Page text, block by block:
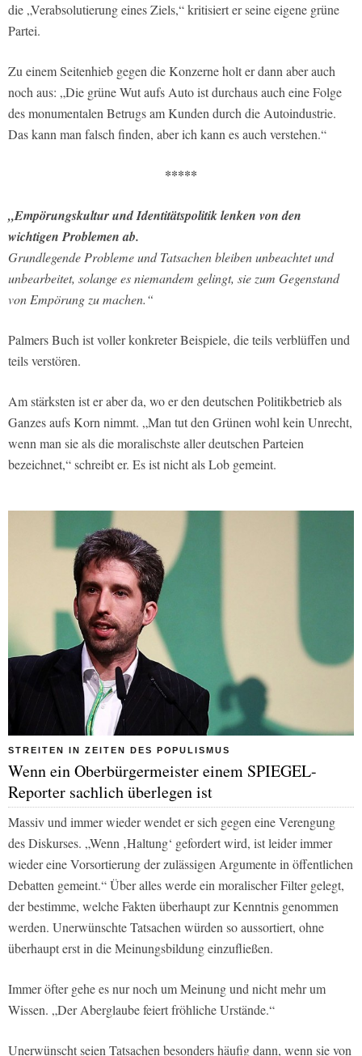
die „Verabsolutierung eines Ziels,“ kritisiert er seine eigene grüne
Partei.
Zu einem Seitenhieb gegen die Konzerne holt er dann aber auch
noch aus: „Die grüne Wut aufs Auto ist durchaus auch eine Folge
des monumentalen Betrugs am Kunden durch die Autoindustrie.
Das kann man falsch finden, aber ich kann es auch verstehen.“
*****
„Empörungskultur und Identitätspolitik lenken von den
wichtigen Problemen ab.
Grundlegende Probleme und Tatsachen bleiben unbeachtet und
unbearbeitet, solange es niemandem gelingt, sie zum Gegenstand
von Empörung zu machen.“
Palmers Buch ist voller konkreter Beispiele, die teils verblüffen und
teils verstören.
Am stärksten ist er aber da, wo er den deutschen Politikbetrieb als
Ganzes aufs Korn nimmt. „Man tut den Grünen wohl kein Unrecht,
wenn man sie als die moralischste aller deutschen Parteien
bezeichnet,“ schreibt er. Es ist nicht als Lob gemeint.
STREITEN IN ZEITEN DES POPULISMUS
Wenn ein Oberbürgermeister einem SPIEGEL-
Reporter sachlich überlegen ist
Massiv und immer wieder wendet er sich gegen eine Verengung
des Diskurses. „Wenn ‚Haltung‘ gefordert wird, ist leider immer
wieder eine Vorsortierung der zulässigen Argumente in öffentlichen
Debatten gemeint.“ Über alles werde ein moralischer Filter gelegt,
der bestimme, welche Fakten überhaupt zur Kenntnis genommen
werden. Unerwünschte Tatsachen würden so aussortiert, ohne
überhaupt erst in die Meinungsbildung einzufließen.
Immer öfter gehe es nur noch um Meinung und nicht mehr um
Wissen. „Der Aberglaube feiert fröhliche Urstände.“
Unerwünscht seien Tatsachen besonders häufig dann, wenn sie von